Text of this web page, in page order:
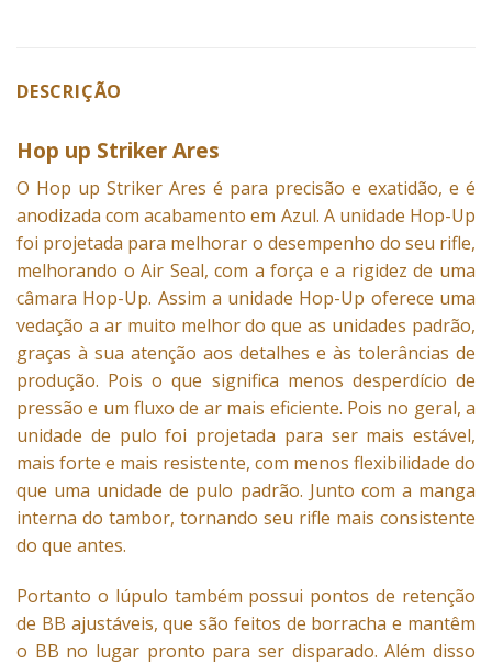
DESCRIÇÃO
Hop up Striker Ares
O Hop up Striker Ares é para precisão e exatidão, e é
anodizada com acabamento em Azul. A unidade Hop-Up
foi projetada para melhorar o desempenho do seu rifle,
melhorando o Air Seal, com a força e a rigidez de uma
câmara Hop-Up. Assim a unidade Hop-Up oferece uma
vedação a ar muito melhor do que as unidades padrão,
graças à sua atenção aos detalhes e às tolerâncias de
produção. Pois o que significa menos desperdício de
pressão e um fluxo de ar mais eficiente. Pois no geral, a
unidade de pulo foi projetada para ser mais estável,
mais forte e mais resistente, com menos flexibilidade do
que uma unidade de pulo padrão. Junto com a manga
interna do tambor, tornando seu rifle mais consistente
do que antes.
Portanto o lúpulo também possui pontos de retenção
de BB ajustáveis, que são feitos de borracha e mantêm
o BB no lugar pronto para ser disparado. Além disso